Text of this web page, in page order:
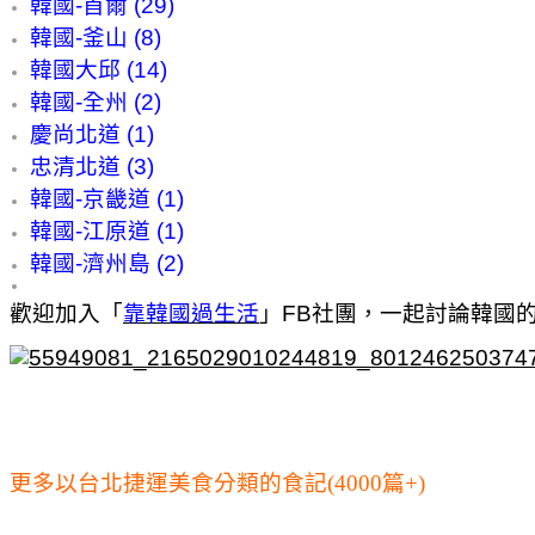
韓國-釜山 (8)
韓國大邱 (14)
韓國-全州 (2)
慶尚北道 (1)
忠清北道 (3)
韓國-京畿道 (1)
韓國-江原道 (1)
韓國-濟州島 (2)
歡迎加入「靠韓國過生活 」FB社團，一起討論韓國
更多以台北捷運美食分類的食記(4000篇+)